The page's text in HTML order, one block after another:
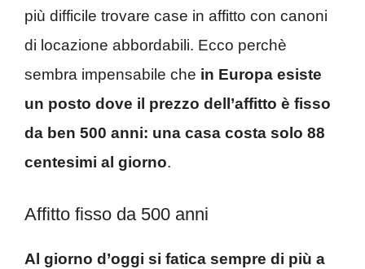
più difficile trovare case in affitto con canoni
di locazione abbordabili. Ecco perchè
sembra impensabile che in Europa esiste
un posto dove il prezzo dell’affitto è fisso
da ben 500 anni: una casa costa solo 88
centesimi al giorno.
Affitto fisso da 500 anni
Al giorno d’oggi si fatica sempre di più a